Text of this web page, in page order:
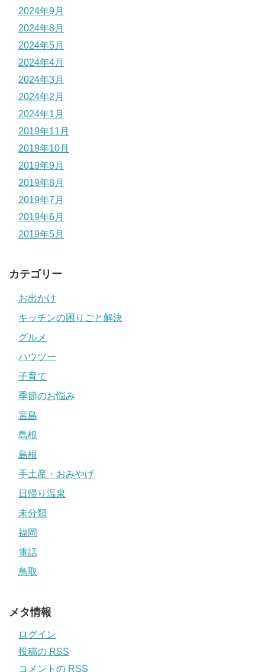
2024年9月
2024年8月
2024年5月
2024年4月
2024年3月
2024年2月
2024年1月
2019年11月
2019年10月
2019年9月
2019年8月
2019年7月
2019年6月
2019年5月
カテゴリー
お出かけ
キッチンの困りごと解決
グルメ
ハウツー
子育て
季節のお悩み
宮島
島根
島根
手土産・おみやげ
日帰り温泉
未分類
福岡
電話
鳥取
メタ情報
ログイン
投稿の RSS
コメントの RSS